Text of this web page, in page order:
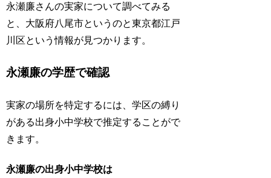
永瀬廉さんの実家について調べてみる
と、大阪府八尾市というのと東京都江戸
川区という情報が見つかります。
永瀬廉の学歴で確認
実家の場所を特定するには、学区の縛り
がある出身小中学校で推定することがで
きます。
永瀬廉の出身小中学校は